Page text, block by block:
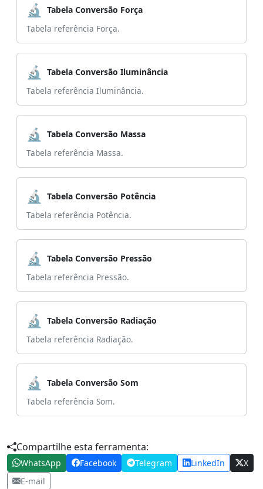
🔬
Tabela Conversão Força
Tabela referência Força.
🔬
Tabela Conversão Iluminância
Tabela referência Iluminância.
🔬
Tabela Conversão Massa
Tabela referência Massa.
🔬
Tabela Conversão Potência
Tabela referência Potência.
🔬
Tabela Conversão Pressão
Tabela referência Pressão.
🔬
Tabela Conversão Radiação
Tabela referência Radiação.
🔬
Tabela Conversão Som
Tabela referência Som.
Compartilhe esta ferramenta:
WhatsApp Facebook Telegram LinkedIn
X
E-mail